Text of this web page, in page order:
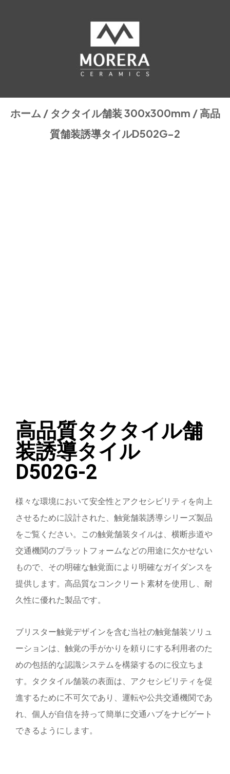
ホーム / タクタイル舗装 300x300mm / 高品
質舗装誘導タイルD502G-2
高品質タクタイル舗
装誘導タイル
D502G-2
様々な環境において安全性とアクセシビリティを向上
させるために設計された、触覚舗装誘導シリーズ製品
をご覧ください。この触覚舗装タイルは、横断歩道や
交通機関のプラットフォームなどの用途に欠かせない
もので、その明確な触覚面により明確なガイダンスを
提供します。高品質なコンクリート素材を使用し、耐
久性に優れた製品です。
ブリスター触覚デザインを含む当社の触覚舗装ソリュ
ーションは、触覚の手がかりを頼りにする利用者のた
めの包括的な認識システムを構築するのに役立ちま
す。タクタイル舗装の表面は、アクセシビリティを促
進するために不可欠であり、運転や公共交通機関であ
れ、個人が自信を持って簡単に交通ハブをナビゲート
できるようにします。